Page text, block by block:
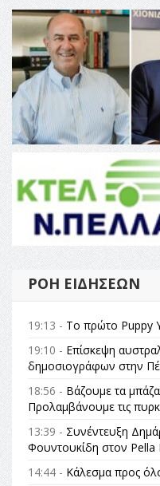
ΡΟΉ ΕΙΔΉΣΕΩΝ
19:13 - Το πρώτο Puppy
19:10 - Επίσκεψη
δημοσιογράφων στην
18:56 - Βάζουμε τα
Προλαμβάνουμε τις
13:39 - Συνέντευξη
Φουντουκίδη στον Pella
14:44 - Κάλεσμα προς